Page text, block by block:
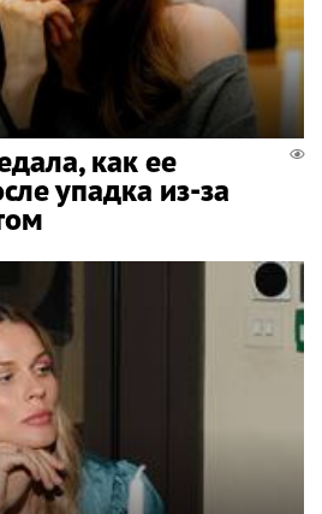
как ее
упадка из-за